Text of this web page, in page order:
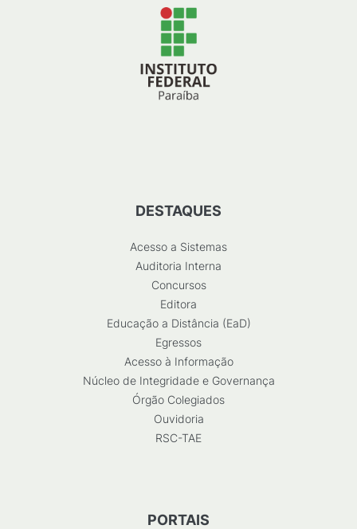
DESTAQUES
Acesso a Sistemas
Auditoria Interna
Concursos
Editora
Educação a Distância (EaD)
Egressos
Acesso à Informação
Núcleo de Integridade e Governança
Órgão Colegiados
Ouvidoria
RSC-TAE
PORTAIS